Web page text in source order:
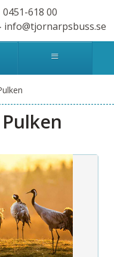
0451-618 00
info@tjornarpsbuss.se